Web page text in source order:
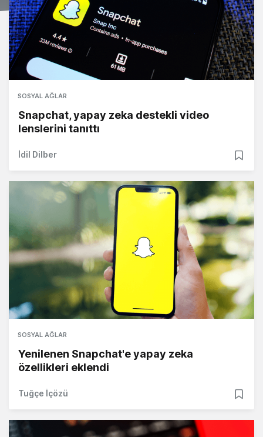
SOSYAL AĞLAR
Snapchat, yapay zeka destekli video
lenslerini tanıttı
İdil Dilber
SOSYAL AĞLAR
Yenilenen Snapchat'e yapay zeka
özellikleri eklendi
Tuğçe İçözü